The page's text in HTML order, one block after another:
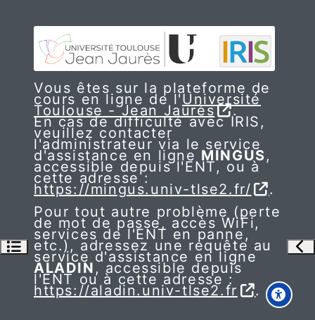
Ouvrir l’index du cours
Vous êtes sur la plateforme de
cours en ligne de l'Université
Toulouse - Jean Jaurès .
En cas de difficulté avec IRIS,
veuillez contacter
l'administrateur via le service
d'assistance en ligne MINGUS,
accessible depuis l'ENT, ou à
cette adresse :
https://mingus.univ-tlse2.fr/
.
Pour tout autre problème (perte
de mot de passe, accès WiFi,
services de l'ENT en panne,
etc.), adressez une requête au
service d'assistance en ligne
ALADIN , accessible depuis
l'ENT ou à cette adresse :
https://aladin.univ-tlse2.fr .